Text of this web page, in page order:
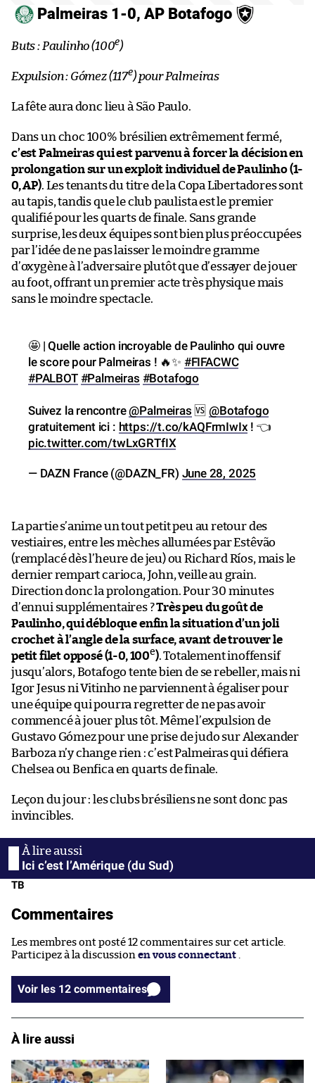
Palmeiras 1-0, AP Botafogo
Buts : Paulinho (100e)
Expulsion : Gómez (117e) pour Palmeiras
La fête aura donc lieu à São Paulo.
Dans un choc 100% brésilien extrêmement fermé,
c’est Palmeiras qui est parvenu à forcer la décision en
prolongation sur un exploit individuel de Paulinho (1-
0, AP). Les tenants du titre de la Copa Libertadores sont
au tapis, tandis que le club paulista est le premier
qualifié pour les quarts de finale. Sans grande
surprise, les deux équipes sont bien plus préoccupées
par l’idée de ne pas laisser le moindre gramme
d’oxygène à l’adversaire plutôt que d’essayer de jouer
au foot, offrant un premier acte très physique mais
sans le moindre spectacle.
🤩 | Quelle action incroyable de Paulinho qui ouvre
le score pour Palmeiras ! 🔥✨ #FIFACWC
#PALBOT #Palmeiras #Botafogo
Suivez la rencontre@Palmeiras 🆚@Botafogo
gratuitement ici : https://t.co/kAQFrmIwIx ! 👈
pic.twitter.com/twLxGRTfIX
— DAZN France (@DAZN_FR) June 28, 2025
La partie s’anime un tout petit peu au retour des
vestiaires, entre les mèches allumées par Estêvão
(remplacé dès l’heure de jeu) ou Richard Ríos, mais le
dernier rempart carioca, John, veille au grain.
Direction donc la prolongation. Pour 30 minutes
d’ennui supplémentaires ?Très peu du goût de
Paulinho, qui débloque enfin la situation d’un joli
crochet à l’angle de la surface, avant de trouver le
petit filet opposé (1-0, 100e). Totalement inoffensif
jusqu’alors, Botafogo tente bien de se rebeller, mais ni
Igor Jesus ni Vitinho ne parviennent à égaliser pour
une équipe qui pourra regretter de ne pas avoir
commencé à jouer plus tôt. Même l’expulsion de
Gustavo Gómez pour une prise de judo sur Alexander
Barboza n’y change rien : c’est Palmeiras qui défiera
Chelsea ou Benfica en quarts de finale.
Leçon du jour : les clubs brésiliens ne sont donc pas
invincibles.
Ici c’est l’Amérique (du Sud)
TB
Commentaires
Les membres ont posté 12 commentaires sur cet article.
Participez à la discussion en vous connectant .
Voir les 12 commentaires
À lire aussi